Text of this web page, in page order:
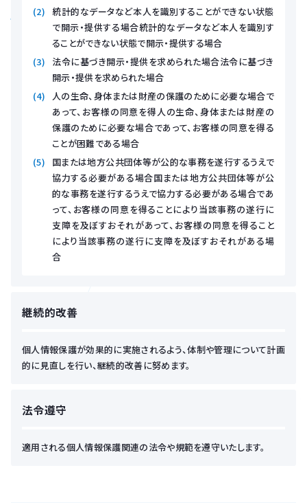
統計的なデータなど本人を識別することができない状態
で開示・提供する場合統計的なデータなど本人を識別す
ることができない状態で開示・提供する場合
法令に基づき開示・提供を求められた場合法令に基づき
開示・提供を求められた場合
人の生命、身体または財産の保護のために必要な場合で
あって、お客様の同意を得人の生命、身体または財産の
保護のために必要な場合であって、お客様の同意を得る
ことが困難である場合
国または地方公共団体等が公的な事務を遂行するうえで
協力する必要がある場合国または地方公共団体等が公
的な事務を遂行するうえで協力する必要がある場合であ
って、お客様の同意を得ることにより当該事務の遂行に
支障を及ぼすおそれがあって、お客様の同意を得ること
により当該事務の遂行に支障を及ぼすおそれがある場
合
継続的改善
個人情報保護が効果的に実施されるよう、体制や管理について計画
的に見直しを行い、継続的改善に努めます。
法令遵守
適用される個人情報保護関連の法令や規範を遵守いたします。